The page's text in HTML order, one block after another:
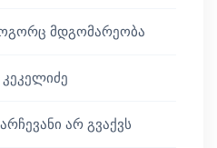
მდგომარეობა
არ გვაქვს